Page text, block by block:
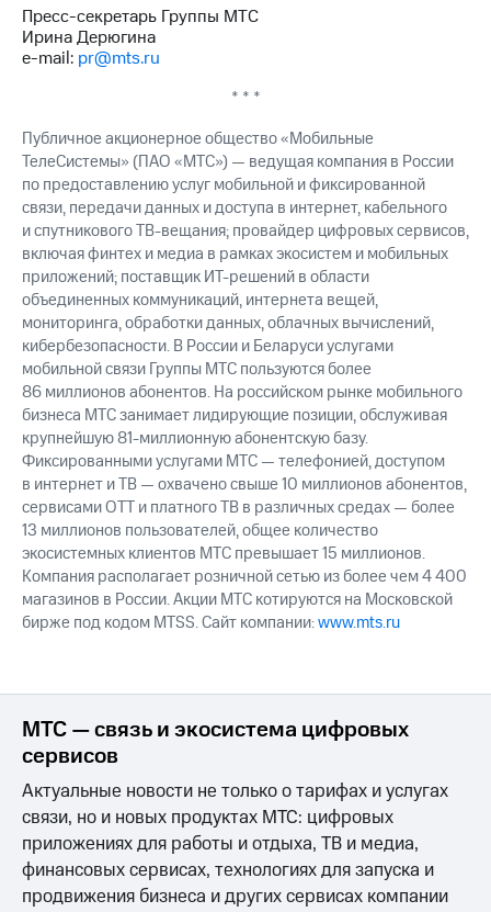
облигаций
Описание
Еврооблигации-2023
о
погашении
именных
облигаций
Другое
Регистратор
Реквизиты
Контакты
развитие
деловая этика
На главную
Пресс-секретарь Группы МТС
Ирина Дерюгина
e-mail: pr@mts.ru
* * *
Публичное акционерное общество «Мобильные
ТелеСистемы» (ПАО «МТС») — ведущая компания в России
по предоставлению услуг мобильной и фиксированной
связи, передачи данных и доступа в интернет, кабельного
и спутникового ТВ-вещания; провайдер цифровых сервисов,
включая финтех и медиа в рамках экосистем и мобильных
приложений; поставщик ИТ-решений в области
объединенных коммуникаций, интернета вещей,
мониторинга, обработки данных, облачных вычислений,
кибербезопасности. В России и Беларуси услугами
мобильной связи Группы МТС пользуются более
86 миллионов абонентов. На российском рынке мобильного
бизнеса МТС занимает лидирующие позиции, обслуживая
крупнейшую 81-миллионную абонентскую базу.
Фиксированными услугами МТС — телефонией, доступом
в интернет и ТВ — охвачено свыше 10 миллионов абонентов,
сервисами OTT и платного ТВ в различных средах — более
13 миллионов пользователей, общее количество
экосистемных клиентов МТС превышает 15 миллионов.
Компания располагает розничной сетью из более чем 4 400
магазинов в России. Акции МТС котируются на Московской
бирже под кодом MTSS. Сайт компании:www.mts.ru
МТС — связь и экосистема цифровых
сервисов
Актуальные новости не только о тарифах и услугах
связи, но и новых продуктах МТС: цифровых
приложениях для работы и отдыха, ТВ и медиа,
финансовых сервисах, технологиях для запуска и
продвижения бизнеса и других сервисах компании